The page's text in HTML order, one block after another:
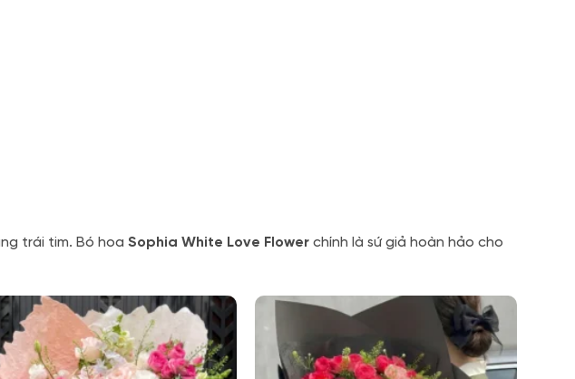
trái tim. Bó hoa Sophia White Love Flower chính là sứ giả hoàn hảo cho